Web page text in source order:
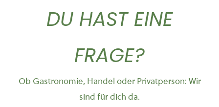
DU HAST EINE
FRAGE?
Ob Gastronomie, Handel oder Privatperson: Wir
sind für dich da.